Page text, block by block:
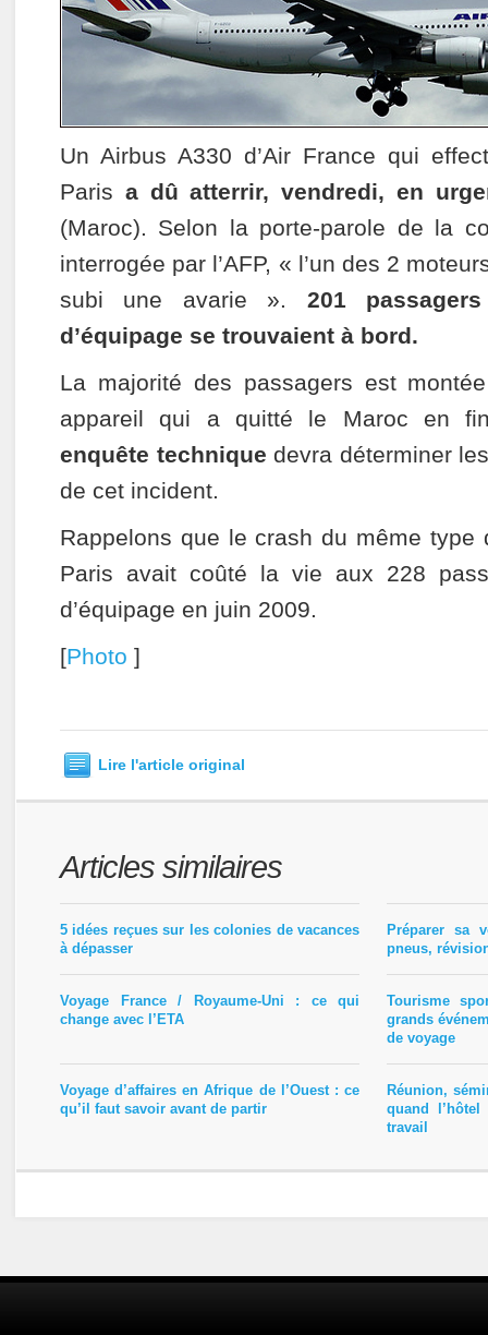
Un Airbus A330 d’Air France qui
Paris a dû atterrir, vendredi, en
(Maroc). Selon la porte-parole de la
interrogée par l’AFP, « l’un des 2
subi une avarie ». 201
d’équipage se trouvaient à bord.
La majorité des passagers est
appareil qui a quitté le Maroc en
enquête technique devra déterminer
de cet incident.
Rappelons que le crash du même type
Paris avait coûté la vie aux 228
d’équipage en juin 2009.
[Photo ]
Lire l'article original
Articles similaires
5 idées reçues sur les colonies de vacances
à dépasser
Préparer sa
pneus,
Voyage France / Royaume-Uni : ce qui
change avec l’ETA
Tourisme
grands
de voyage
Voyage d’affaires en Afrique de l’Ouest : ce
qu’il faut savoir avant de partir
Réunion,
quand
travail